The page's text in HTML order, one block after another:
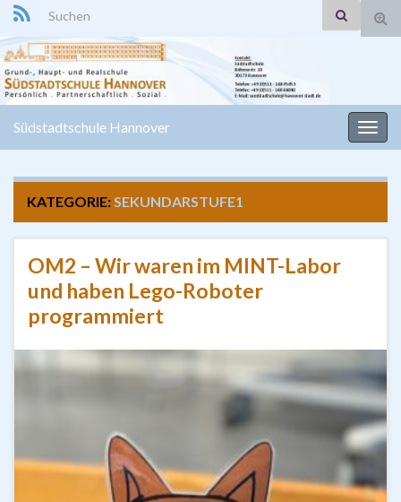
Search for:
Südstadtschule Hannover
KATEGORIE:SEKUNDARSTUFE1
OM2 – Wir waren im MINT-Labor
und haben Lego-Roboter
programmiert